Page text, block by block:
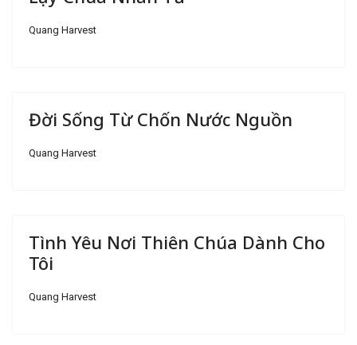
Quang Harvest
Đời Sống Từ Chốn Nước Nguồn
Quang Harvest
Tình Yêu Nơi Thiên Chúa Dành Cho
Tôi
Quang Harvest